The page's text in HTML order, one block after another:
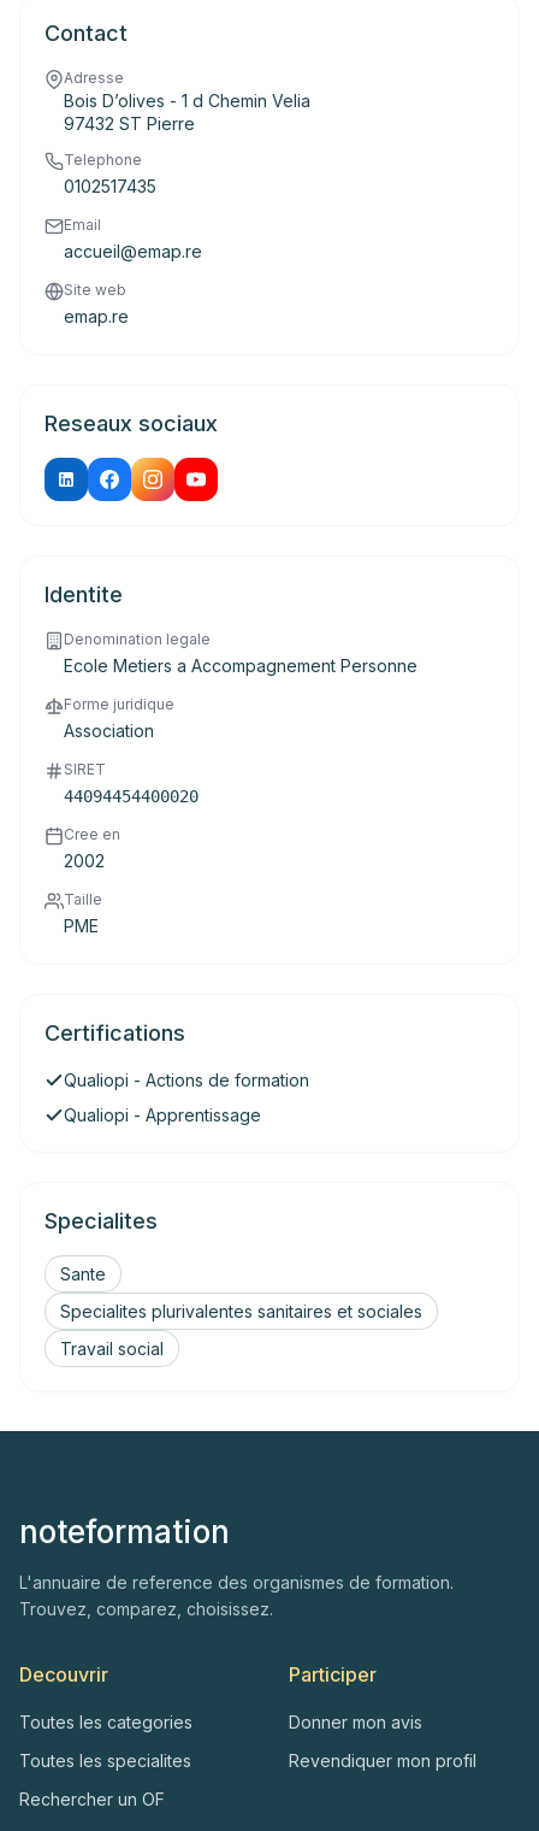
Contact
Adresse
Bois D’olives - 1 d Chemin Velia
97432 ST Pierre
Telephone
0102517435
Email
accueil@emap.re
Site web
emap.re
Reseaux sociaux
Identite
Denomination legale
Ecole Metiers a Accompagnement Personne
Forme juridique
Association
SIRET
44094454400020
Cree en
2002
Taille
PME
Certifications
Qualiopi - Actions de formation
Qualiopi - Apprentissage
Specialites
Sante
Specialites plurivalentes sanitaires et sociales
Travail social
noteformation
L'annuaire de reference des organismes de formation.
Trouvez, comparez, choisissez.
Decouvrir
Toutes les categories
Toutes les specialites
Rechercher un OF
Participer
Donner mon avis
Revendiquer mon profil